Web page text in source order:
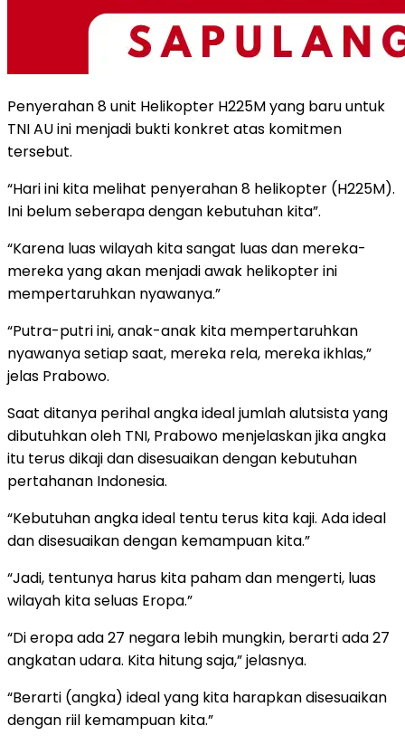
Penyerahan 8 unit Helikopter H225M yang baru untuk
TNI AU ini menjadi bukti konkret atas komitmen
tersebut.
“Hari ini kita melihat penyerahan 8 helikopter (H225M).
Ini belum seberapa dengan kebutuhan kita”.
“Karena luas wilayah kita sangat luas dan mereka-
mereka yang akan menjadi awak helikopter ini
mempertaruhkan nyawanya.”
“Putra-putri ini, anak-anak kita mempertaruhkan
nyawanya setiap saat, mereka rela, mereka ikhlas,”
jelas Prabowo.
Saat ditanya perihal angka ideal jumlah alutsista yang
dibutuhkan oleh TNI, Prabowo menjelaskan jika angka
itu terus dikaji dan disesuaikan dengan kebutuhan
pertahanan Indonesia.
“Kebutuhan angka ideal tentu terus kita kaji. Ada ideal
dan disesuaikan dengan kemampuan kita.”
“Jadi, tentunya harus kita paham dan mengerti, luas
wilayah kita seluas Eropa.”
“Di eropa ada 27 negara lebih mungkin, berarti ada 27
angkatan udara. Kita hitung saja,” jelasnya.
“Berarti (angka) ideal yang kita harapkan disesuaikan
dengan riil kemampuan kita.”